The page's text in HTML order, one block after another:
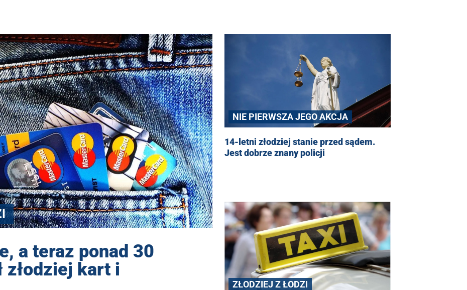
a teraz ponad 30
złodziej kart i
NIE PIERWSZA JEGO AKCJA
14-letni złodziej stanie przed sądem.
Jest dobrze znany policji
ZŁODZIEJ Z ŁODZI